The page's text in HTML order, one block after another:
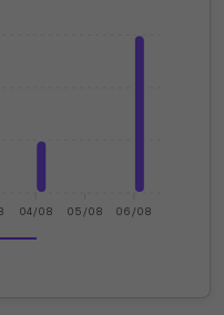
04/08 05/08 06/08